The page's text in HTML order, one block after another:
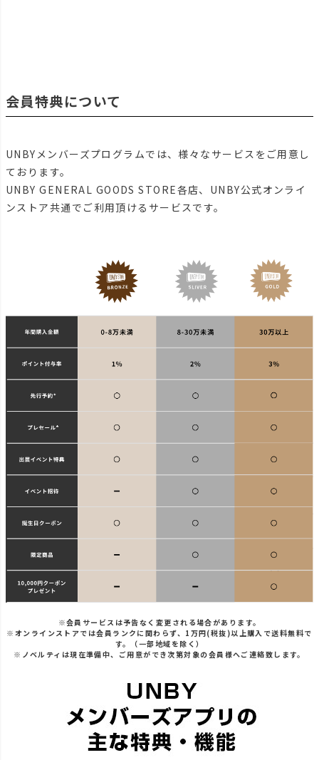
会員特典について
UNBYメンバーズプログラムでは、様々なサービスをご用意し
ております。
UNBY GENERAL GOODS STORE各店、UNBY公式オンライ
ンストア共通でご利用頂けるサービスです。
※会員サービスは予告なく変更される場合があります。
※オンラインストアでは会員ランクに関わらず、1万円(税抜)以上購入で送料無料で
す。（一部地域を除く）
※ノベルティは現在準備中、ご用意ができ次第対象の会員様へご連絡致します。